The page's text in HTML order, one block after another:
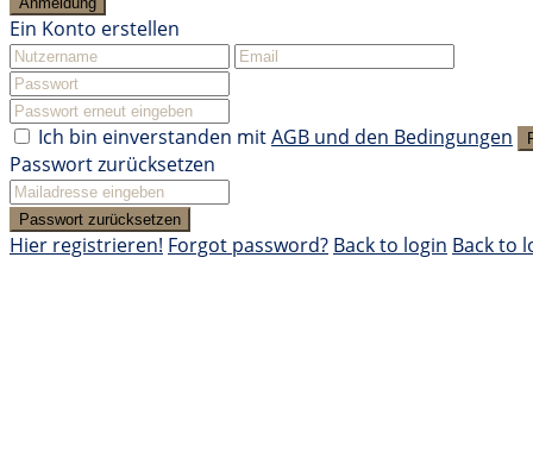
Ein Konto erstellen
Ich bin einverstanden mitAGB und den Bedingungen
Passwort zurücksetzen
Passwort zurücksetzen
Hier registrieren! Forgot password? Back to login Back to